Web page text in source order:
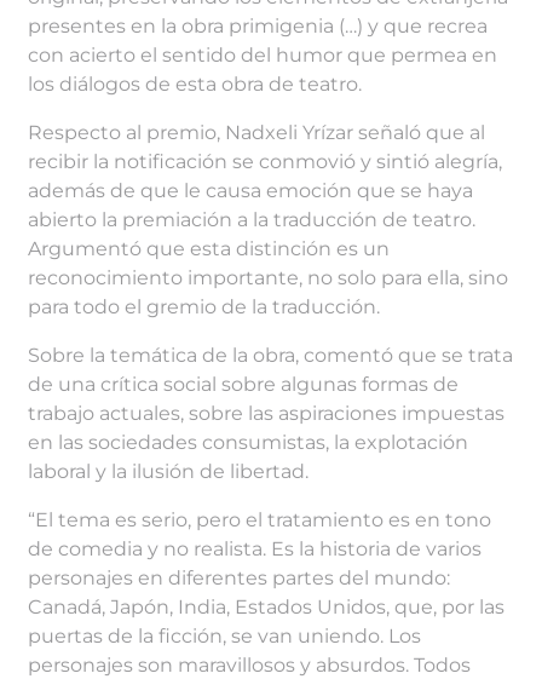
presentes en la obra primigenia (…) y que recrea
con acierto el sentido del humor que permea en
los diálogos de esta obra de teatro.
Respecto al premio, Nadxeli Yrízar señaló que al
recibir la notificación se conmovió y sintió alegría,
además de que le causa emoción que se haya
abierto la premiación a la traducción de teatro.
Argumentó que esta distinción es un
reconocimiento importante, no solo para ella, sino
para todo el gremio de la traducción.
Sobre la temática de la obra, comentó que se trata
de una crítica social sobre algunas formas de
trabajo actuales, sobre las aspiraciones impuestas
en las sociedades consumistas, la explotación
laboral y la ilusión de libertad.
“El tema es serio, pero el tratamiento es en tono
de comedia y no realista. Es la historia de varios
personajes en diferentes partes del mundo:
Canadá, Japón, India, Estados Unidos, que, por las
puertas de la ficción, se van uniendo. Los
personajes son maravillosos y absurdos. Todos